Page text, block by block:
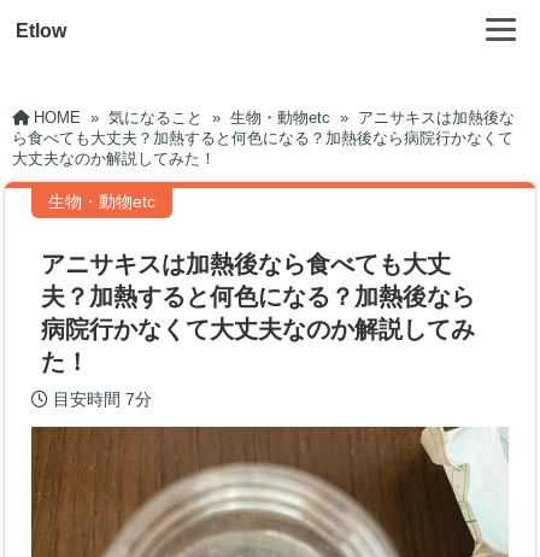
Etlow
HOME » 気になること » 生物・動物etc » アニサキスは加熱後な
ら食べても大丈夫？加熱すると何色になる？加熱後なら病院行かなくて
大丈夫なのか解説してみた！
生物・動物etc
アニサキスは加熱後なら食べても大丈
夫？加熱すると何色になる？加熱後なら
病院行かなくて大丈夫なのか解説してみ
た！
目安時間7分